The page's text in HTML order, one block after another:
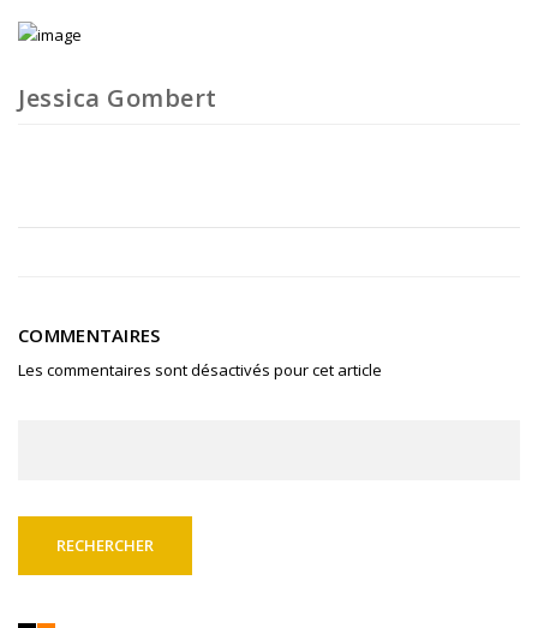
Jessica Gombert
COMMENTAIRES
Les commentaires sont désactivés pour cet article